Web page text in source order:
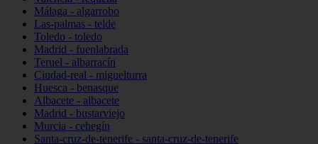
Málaga - algarrobo
Las-palmas - telde
Toledo - toledo
Madrid - fuenlabrada
Teruel - albarracín
Ciudad-real - miguelturra
Huesca - benasque
Albacete - albacete
Madrid - bustarviejo
Murcia - cehegín
Santa-cruz-de-tenerife - santa-cruz-de-tenerife